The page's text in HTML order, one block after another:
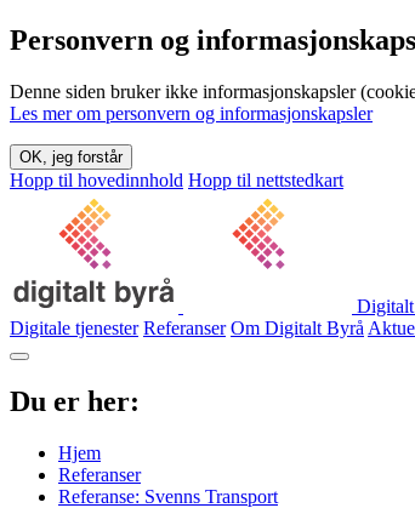
Personvern og
Denne siden bruker ikke informasjonskapsler
Les mer om personvern og informasjonskapsler
OK, jeg forstår
Hopp til hovedinnhold Hopp til nettstedkart
Digitale tjenester Referanser Om Digitalt Byrå
Du er her:
Hjem
Referanser
Referanse: Svenns Transport